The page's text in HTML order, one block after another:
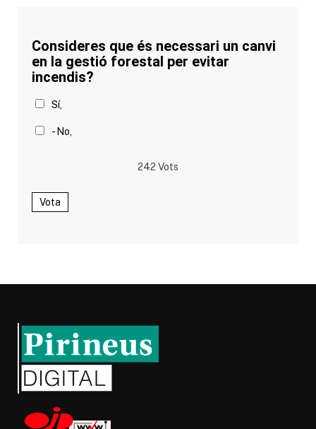
Consideres que és necessari un canvi
en la gestió forestal per evitar
incendis?
Sí,
- No,
242 Vots
Vota